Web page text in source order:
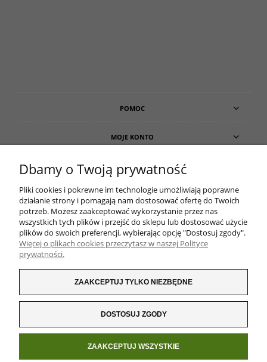
POMOC
MOJE KONTO
PŁATNOŚCI I DOSTAWA
O NAS
Dbamy o Twoją prywatność
Pliki cookies i pokrewne im technologie umożliwiają poprawne
działanie strony i pomagają nam dostosować ofertę do Twoich
potrzeb. Możesz zaakceptować wykorzystanie przez nas
wszystkich tych plików i przejść do sklepu lub dostosować użycie
plików do swoich preferencji, wybierając opcję "Dostosuj zgody".
Więcej o plikach cookies przeczytasz w naszej Polityce
prywatności.
ZAAKCEPTUJ TYLKO NIEZBĘDNE
DOSTOSUJ ZGODY
ZAAKCEPTUJ WSZYSTKIE